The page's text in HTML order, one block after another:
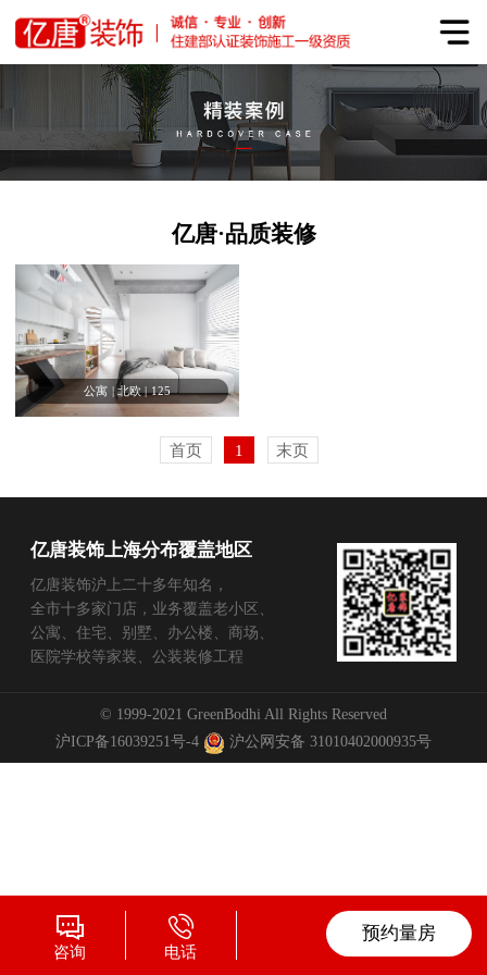
亿唐·品质装修
公寓 | 北欧 | 125
首页 1 末页
亿唐装饰上海分布覆盖地区
亿唐装饰沪上二十多年知名，
全市十多家门店，业务覆盖老小区、
公寓、住宅、别墅、办公楼、商场、
医院学校等家装、公装装修工程
© 1999-2021 GreenBodhi All Rights Reserved
沪ICP备16039251号-4
沪公网安备 31010402000935号
咨询 电话
预约量房